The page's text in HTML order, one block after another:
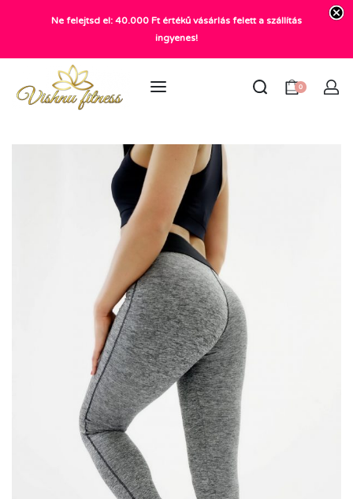
+36 20 372 2969
info@vishnu.hu
0
Ne felejtsd el: 40.000 Ft értékű vásárlás felett a szállítás
ingyenes!